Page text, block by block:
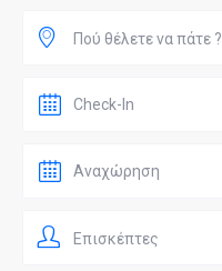
Πού θέλετε να πάτε ?
Επισκέπτες